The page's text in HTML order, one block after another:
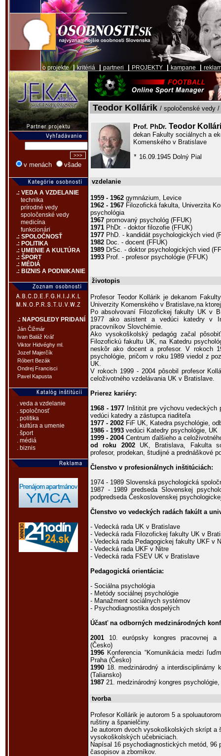
o projekte|kritériá partneri PROJEKTY kampane
v menách všade
.: VEDA A VZDELANIE
technika
prírodné vedy
spoločenské vedy
medicína
funkcionári
.: SPOLOČNOSŤ
.: POLITIKA
.: UMENIE A KULTÚRA
.: ŠPORT
.: MÉDIÁ
.: BIZNIS A PODNIKANIE
.: NAPOSLEDY PRIDANÍ
Ján Čižmár
Ivan Baláž Kráľ
Viktor Hidvéghy ml.
Jozef Majerčík
Róbert Bezák
Ondrej Francisci
Pavel Kapusta
. veda a vzdelanie
. spoločnosť
. politika
. kultúra a umenie
. šport
. médiá
. biznis
Teodor Kollárik / spoločenské vedy
Prof. PhDr. Teodor
dekan Fakulty sociálnych a
Komenského v Bratislave
* 16.09.1945 Dolný Pial
vzdelanie
1959 - 1962 gymnázium, Levice
1962 - 1967 Filozofická fakulta, Univerzita
psychológia
1967 promovaný psychológ (FFUK)
1971 PhDr. - doktor filozofie (FFUK)
1977 PhD. - kandidát psychologických vied
1982 Doc. - docent (FFUK)
1989 DrSc. - doktor psychologických vied
1993 Prof. - profesor psychológie (FFUK)
životopis
Profesor Teodor Kollárik je dekanom
Univerzity Komenského v Bratislave,na
Po absolvovaní Filozofickej fakulty UK v
1977 ako asistent a vedúci katedry v
pracovníkov Slovchémie.
Ako vysokoškolský pedagóg začal
Filozofickú fakultu UK, na Katedru
neskôr ako docent a profesor. V rokoch
psychológie, pričom v roku 1989 viedol z
UK.
V rokoch 1999 - 2004 pôsobil profesor
celoživotného vzdelávania UK v Bratislave.
Prierez kariéry:
1968 - 1977 Inštitút pre výchovu
vedúci katedry a zástupca riaditeľa
1977 - 2002 FiF UK, Katedra psychológie,
1986 - 1993 vedúci Katedry psychológie, UK
1999 - 2004Centrum ďalšieho a
od roku 2002UK, Bratislava, Fakulta
profesor, prodekan, študijné a prednáškové
Členstvo v profesionálnych inštitúciách:
1974 - 1989 Slovenská psychologická
1987 - 1989 predseda Slovenskej
podpredseda Československej
Členstvo vo vedeckých radách fakúlt a
- Vedecká rada UK v Bratislave
- Vedecká rada Filozofickej fakulty UK v
- Vedecká rada Pedagogickej fakulty UKF v
- Vedecká rada UKF v Nitre
- Vedecká rada FSEV UK v Bratislave
Pedagogická orientácia:
- Sociálna psychológia
- Metódy sociálnej psychológie
- Manažment sociálnych systémov
- Psychodiagnostika dospelých
Účasť na odborných medzinárodných
2001 10. európsky kongres pracovnej a
(Česko)
1996 Konferencia “Komunikácia medzi
Praha (Česko)
1990 18. medzinárodný a interdisciplinárny
(Taliansko)
1987 21. medzinárodný kongres
tvorba
Profesor Kollárik je autorom 5 a
ruštiny a španielčiny.
Je autorom dvoch vysokoškolských skrípt a
vysokoškolských učebniciach.
Napísal 16 psychodiagnostických metód, 96
časopisov a zborníkov.